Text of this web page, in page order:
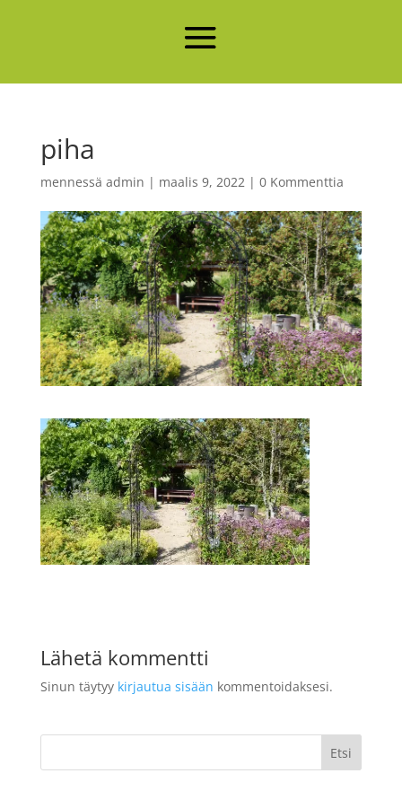
piha
mennessä admin | maalis 9, 2022| 0 Kommenttia
Lähetä kommentti
Sinun täytyy kirjautua sisään kommentoidaksesi.
Etsi